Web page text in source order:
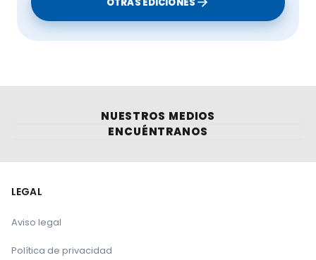
NUESTROS MEDIOS
ENCUÉNTRANOS
LEGAL
Aviso legal
Política de privacidad